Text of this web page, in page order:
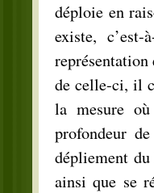
déploie en
existe,
de celle-ci, il
la mesure
profondeur
dépliement
ainsi que se